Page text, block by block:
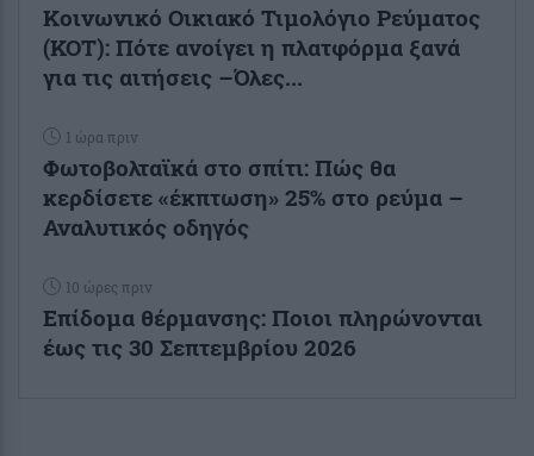
Κοινωνικό Οικιακό Τιμολόγιο Ρεύματος
(ΚΟΤ): Πότε ανοίγει η πλατφόρμα ξανά
για τις αιτήσεις –Όλες...
1 ώρα πριν
Φωτοβολταϊκά στο σπίτι: Πώς θα
κερδίσετε «έκπτωση» 25% στο ρεύμα –
Αναλυτικός οδηγός
10 ώρες πριν
Επίδομα θέρμανσης: Ποιοι πληρώνονται
έως τις 30 Σεπτεμβρίου 2026